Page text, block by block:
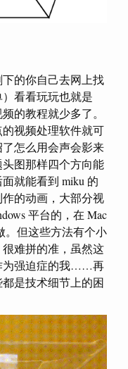
的你自己去网上找
看看玩玩也就是
的教程就少多了。
视频处理软件就可
怎么用会声会影来
图那样四个方向能
就能看到 miku 的
的动画，大部分视
平台的，在 Mac
。但这些方法有个小
难拼的准，虽然这
为强迫症的我……再
是技术细节上的困